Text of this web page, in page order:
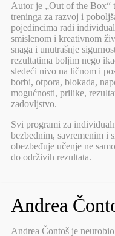
Autor je „Out of the Box“
treninga za razvoj i
pojedincima radi
smislenom i kreativnom
snaga i unutrašnje
rezultatima boljim nego
sledeći nivo na ličnom i
borbi, otpora, blokada,
mogućnosti, prilike,
zadovljstvo.
Svi programi za
bezbednim, savremenim i
obezbeđuje učenje ne
do održivih rezultata.
Andrea
Andrea Čontoš je